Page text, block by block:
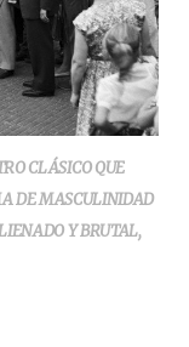
CLÁSICO QUE
DE MASCULINIDAD
Y BRUTAL,